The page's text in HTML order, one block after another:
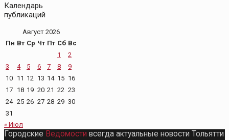
Календарь
публикаций
Август 2026
Пн Вт Ср Чт Пт Сб Вс
1
2
3
4 5 6 7 8
9
10 11 12 13 14 15 16
17 18 19 20 21 22 23
24 25 26 27 28 29 30
31
« Июл
Городские Ведомости всегда актуальные новости Тольятти